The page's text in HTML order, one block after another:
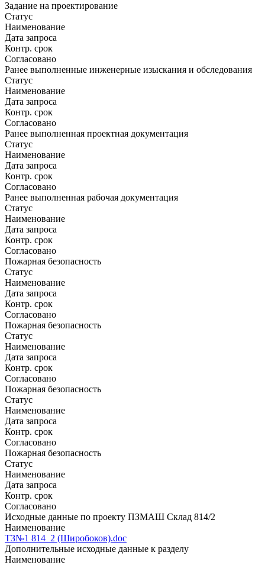
Задание на проектирование
Статус
Наименование
Дата запроса
Контр. срок
Согласовано
Ранее выполненные инженерные изыскания и обследования
Статус
Наименование
Дата запроса
Контр. срок
Согласовано
Ранее выполненная проектная документация
Статус
Наименование
Дата запроса
Контр. срок
Согласовано
Ранее выполненная рабочая документация
Статус
Наименование
Дата запроса
Контр. срок
Согласовано
Пожарная безопасность
Статус
Наименование
Дата запроса
Контр. срок
Согласовано
Пожарная безопасность
Статус
Наименование
Дата запроса
Контр. срок
Согласовано
Пожарная безопасность
Статус
Наименование
Дата запроса
Контр. срок
Согласовано
Пожарная безопасность
Статус
Наименование
Дата запроса
Контр. срок
Согласовано
Исходные данные по проекту ПЗМАШ Склад 814/2
Наименование
ТЗ№1 814_2 (Широбоков).doc
Дополнительные исходные данные к разделу
Наименование